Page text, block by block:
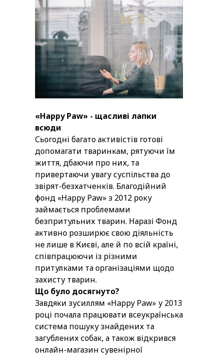
«Happy Paw» - щасливі лапки
всюди
Сьогодні багато активістів готові
допомагати тваринкам, рятуючи їм
життя, дбаючи про них, та
привертаючи увагу суспільства до
звірят-безхатченків. Благодійний
фонд «Happy Paw» з 2012 року
займається проблемами
безпритульних тварин. Наразі Фонд
активно розширює свою діяльність
не лише в Києві, але й по всій країні,
співпрацюючи із різними
притулками та організаціями щодо
захисту тварин.
Що було досягнуто?
Завдяки зусиллям «Happy Paw» у 2013
році почала працювати всеукраїнська
система пошуку знайдених та
загублених собак, а також відкрився
онлайн-магазин сувенірної